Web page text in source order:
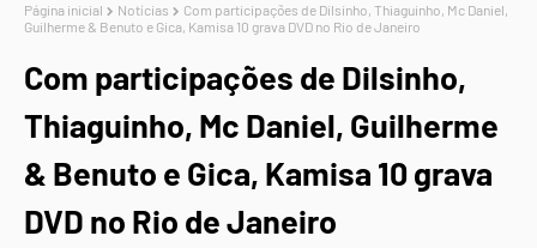
Página inicial Notícias
Com participações de Dilsinho, Thiaguinho, Mc Daniel,
Guilherme & Benuto e Gica, Kamisa 10 grava DVD no Rio de Janeiro
Com participações de Dilsinho,
Thiaguinho, Mc Daniel, Guilherme
& Benuto e Gica, Kamisa 10 grava
DVD no Rio de Janeiro